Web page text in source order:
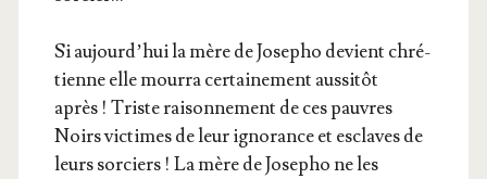
Si aujourd’­hui la mère de Jose­pho devient chré­
tienne elle mour­ra cer­tai­ne­ment aus­si­tôt
après ! Triste rai­son­ne­ment de ces pauvres
Noirs vic­times de leur igno­rance et esclaves de
leurs sor­ciers ! La mère de Jose­pho ne les